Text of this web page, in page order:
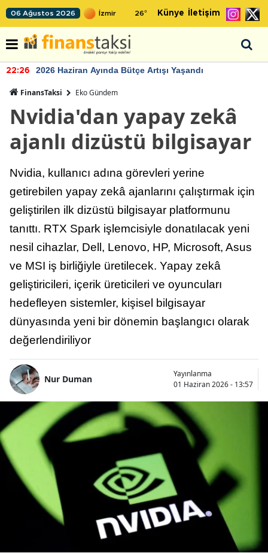
06 Ağustos 2026 26° Künye İletişim
22:26 2026 Haziran Ayında Bütçe Artışı Yaşandı
FinansTaksi Eko Gündem
Nvidia'dan yapay zekâ
ajanlı dizüstü bilgisayar
Nvidia, kullanıcı adına görevleri yerine
getirebilen yapay zekâ ajanlarını çalıştırmak için
geliştirilen ilk dizüstü bilgisayar platformunu
tanıttı. RTX Spark işlemcisiyle donatılacak yeni
nesil cihazlar, Dell, Lenovo, HP, Microsoft, Asus
ve MSI iş birliğiyle üretilecek. Yapay zekâ
geliştiricileri, içerik üreticileri ve oyuncuları
hedefleyen sistemler, kişisel bilgisayar
dünyasında yeni bir dönemin başlangıcı olarak
değerlendiriliyor
Nur Duman
Yayınlanma
01 Haziran 2026 - 13:57